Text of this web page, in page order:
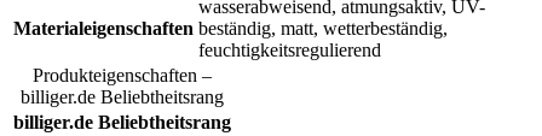
Materialeigenschaften
wasserabweisend, atmungsaktiv, UV-
beständig, matt, wetterbeständig,
feuchtigkeitsregulierend
Produkteigenschaften –
billiger.de Beliebtheitsrang
billiger.de Beliebtheitsrang